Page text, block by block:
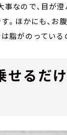
なので、目が
。ほかにも、
脂がのっている
せるだ